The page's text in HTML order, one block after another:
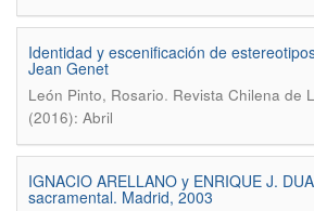
Identidad y escenificación de
Jean Genet
León Pinto, Rosario. Revista Chilena de
(2016): Abril
IGNACIO ARELLANO y ENRIQUE J.
sacramental. Madrid, 2003